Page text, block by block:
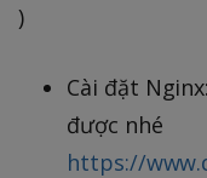
)
Cài đặt
được nhé
https://